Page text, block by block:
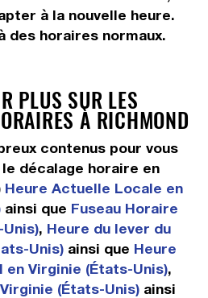
à la nouvelle heure.
des horaires normaux.
PLUS SUR LES
À RICHMOND
contenus pour vous
décalage horaire en
Heure Actuelle Locale en
ainsi que Fuseau Horaire
, Heure du lever du
Unis)ainsi que Heure
Virginie (États-Unis),
(États-Unis)ainsi